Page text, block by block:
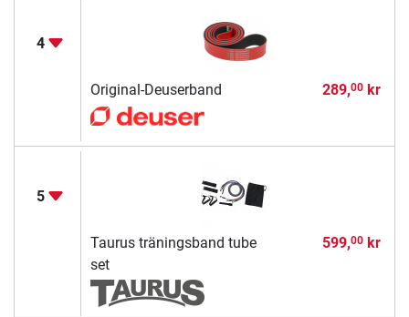
4
Original-Deuserband 289,00kr
5
Taurus träningsband tube
set
599,00kr